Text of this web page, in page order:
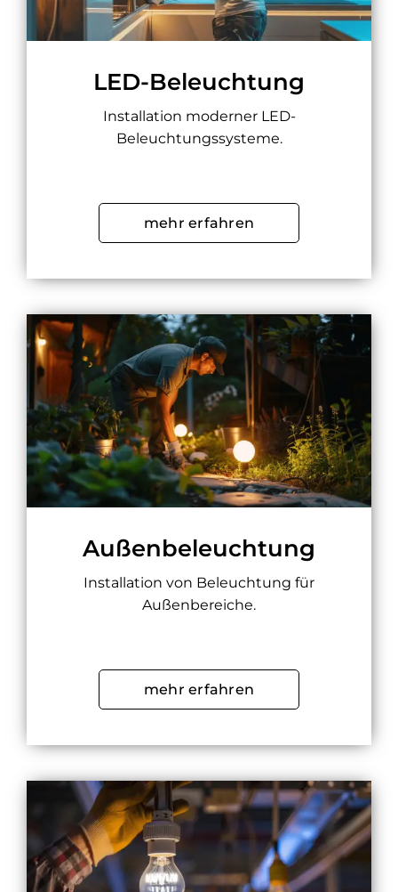
LED-Beleuchtung
Installation moderner LED-
Beleuchtungssysteme.
mehr erfahren
Außenbeleuchtung
Installation von Beleuchtung für
Außenbereiche.
mehr erfahren